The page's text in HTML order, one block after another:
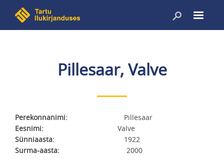
edasi
Pillesaar, Valve
Perekonnanimi
Pillesaar
Eesnimi
Valve
Sünniaasta
1922
Surma-aasta
2000